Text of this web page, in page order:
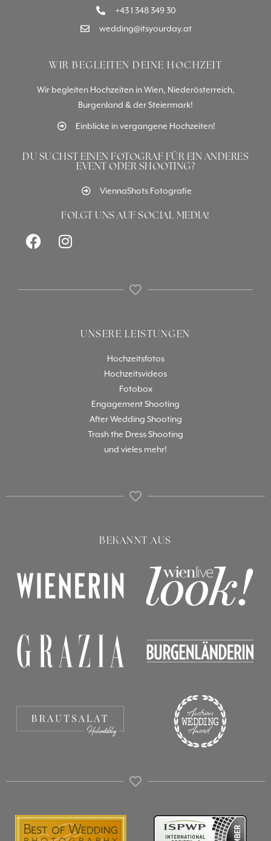
+43 1 348 349 30
wedding@itsyourday.at
WIR BEGLEITEN DEINE HOCHZEIT
Wir begleiten Hochzeiten in Wien, Niederösterreich,
Burgenland & der Steiermark!
Einblicke in vergangene Hochzeiten!
DU SUCHST EINEN FOTOGRAF FÜR EIN ANDERES
EVENT ODER SHOOTING?
ViennaShots Fotografie
FOLGT UNS AUF SOCIAL MEDIA!
UNSERE LEISTUNGEN
Hochzeitsfotos
Hochzeitsvideos
Fotobox
Engagement Shooting
After Wedding Shooting
Trash the Dress Shooting
und vieles mehr!
BEKANNT AUS